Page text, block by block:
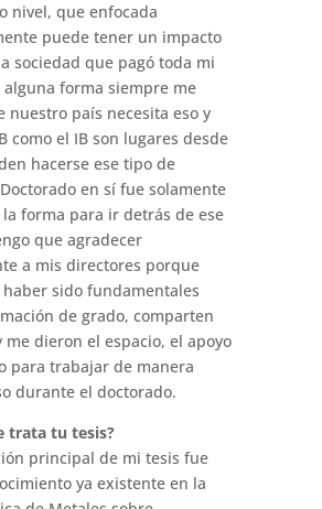
nivel, que enfocada
puede tener un impacto
sociedad que pagó toda mi
alguna forma siempre me
nuestro país necesita eso y
como el IB son lugares desde
hacerse ese tipo de
en sí fue solamente
la forma para ir detrás de ese
que agradecer
a mis directores porque
sido fundamentales
de grado, comparten
me dieron el espacio, el apoyo
para trabajar de manera
durante el doctorado.
trata tu tesis?
principal de mi tesis fue
ya existente en la